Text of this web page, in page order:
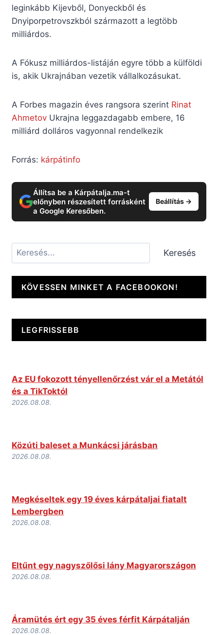
leginkább Kijevből, Donyeckből és
Dnyiporpetrovszkból származott a legtöbb
milliárdos.
A Fókusz milliárdos-listáján egyre több a külföldi
is, akik Ukrajnában vezetik vállalkozásukat.
A Forbes magazin éves rangsora szerint Rinat
Ahmetov Ukrajna leggazdagabb embere, 16
milliárd dolláros vagyonnal rendelkezik
Forrás: kárpátinfo
Állítsa be a Kárpátalja.ma-t
előnyben részesített forrásként
a Google Keresőben.
Beállítás →
Keresés Keresés
KÖVESSEN MINKET A FACEBOOKON!
LEGFRISSEBB
Az EU fokozott tényellenőrzést vár el a Metától
és a TikToktól
2026.08.08.
Közúti baleset a Munkácsi járásban
2026.08.08.
Megkéseltek egy 19 éves kárpátaljai fiatalt
Lembergben
2026.08.08.
Eltűnt egy nagyszőlősi lány Magyarországon
2026.08.08.
Áramütés ért egy 35 éves férfit Kárpátalján
2026.08.08.